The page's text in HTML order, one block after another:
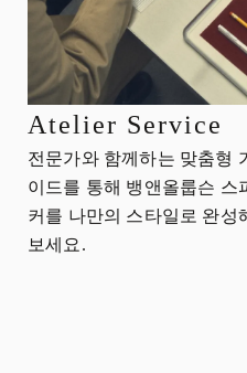
Atelier Service
전문가와 함께하는 맞춤형
이드를 통해 뱅앤올룹슨 스
커를 나만의 스타일로 완성
보세요.